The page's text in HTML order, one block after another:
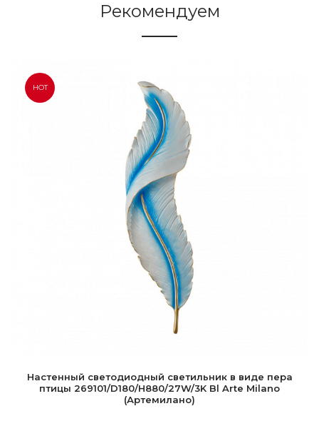
Рекомендуем
HOT
Настенный светодиодный светильник в виде пера
птицы 269101/D180/H880/27W/3K Bl Arte Milano
(Артемилано)